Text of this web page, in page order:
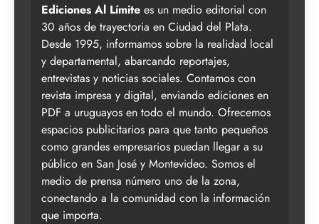
Ediciones Al Límite es un medio editorial con
30 años de trayectoria en Ciudad del Plata.
Desde 1995, informamos sobre la realidad local
y departamental, abarcando reportajes,
entrevistas y noticias sociales. Contamos con
revista impresa y digital, enviando ediciones en
PDF a uruguayos en todo el mundo. Ofrecemos
espacios publicitarios para que tanto pequeños
como grandes empresarios puedan llegar a su
público en San José y Montevideo. Somos el
medio de prensa número uno de la zona,
conectando a la comunidad con la información
que importa.